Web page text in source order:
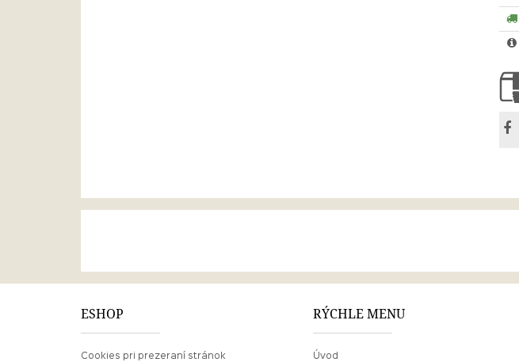
ESHOP
Cookies pri prezeraní stránok
RÝCHLE MENU
Úvod